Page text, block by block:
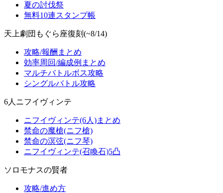
夏の討伐祭
無料10連スタンプ帳
天上劇団もぐら座復刻(~8/14)
攻略/報酬まとめ
効率周回/編成例まとめ
マルチバトルボス攻略
シングルバトル攻略
6人ニフイヴィンテ
ニフイヴィンテ(6人)まとめ
禁命の魔槍(ニフ槍)
禁命の溟弦(ニフ琴)
ニフイヴィンテ(召喚石)5凸
ソロモナスの賢者
攻略/進め方